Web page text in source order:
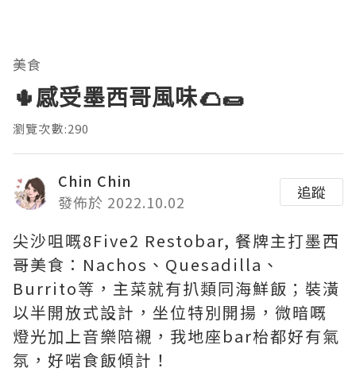
美食
🌵感受墨西哥風味🌮🌯
瀏覽次數:290
Chin Chin
發佈於 2022.10.02
追蹤
尖沙咀嘅8Five2 Restobar, 餐牌主打墨西
哥美食：Nachos、Quesadilla、
Burrito等，主菜就有扒類同海鮮飯；裝潢
以半開放式設計，坐位特別開揚，微暗嘅
燈光加上音樂陪襯，我地座bar枱都好有氣
氛，好啱食飯傾計！